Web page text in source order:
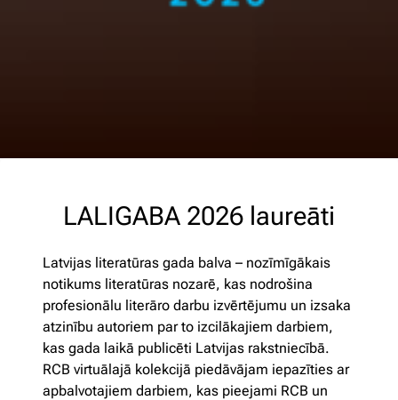
LALIGABA 2026 laureāti
Latvijas literatūras gada balva – nozīmīgākais
notikums literatūras nozarē, kas nodrošina
profesionālu literāro darbu izvērtējumu un izsaka
atzinību autoriem par to izcilākajiem darbiem,
kas gada laikā publicēti Latvijas rakstniecībā.
RCB virtuālajā kolekcijā piedāvājam iepazīties ar
apbalvotajiem darbiem, kas pieejami RCB un